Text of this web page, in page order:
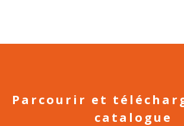
Parcourir et
catalogue